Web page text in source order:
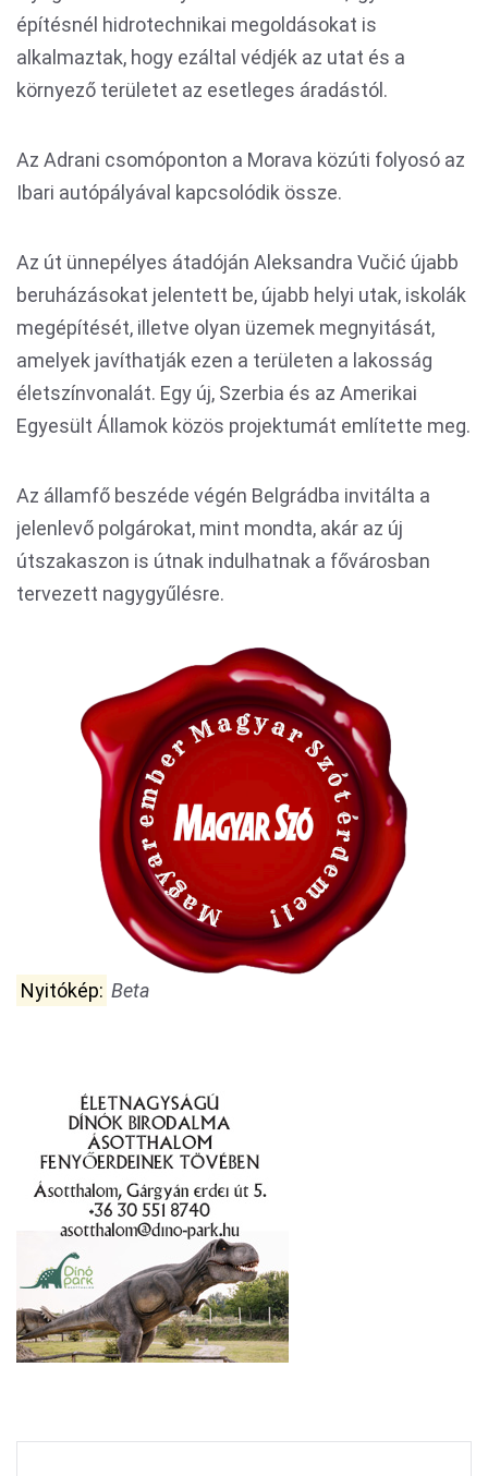
építésnél hidrotechnikai megoldásokat is
alkalmaztak, hogy ezáltal védjék az utat és a
környező területet az esetleges áradástól.
Az Adrani csomóponton a Morava közúti folyosó az
Ibari autópályával kapcsolódik össze.
Az út ünnepélyes átadóján Aleksandra Vučić újabb
beruházásokat jelentett be, újabb helyi utak, iskolák
megépítését, illetve olyan üzemek megnyitását,
amelyek javíthatják ezen a területen a lakosság
életszínvonalát. Egy új, Szerbia és az Amerikai
Egyesült Államok közös projektumát említette meg.
Az államfő beszéde végén Belgrádba invitálta a
jelenlevő polgárokat, mint mondta, akár az új
útszakaszon is útnak indulhatnak a fővárosban
tervezett nagygyűlésre.
Nyitókép: Beta